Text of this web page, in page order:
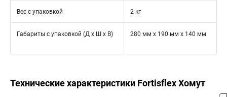
Вес с упаковкой 2 кг
Габариты с упаковкой (Д х Ш х В) 280 мм x 190 мм x 140 мм
Технические характеристики Fortisflex Хомут